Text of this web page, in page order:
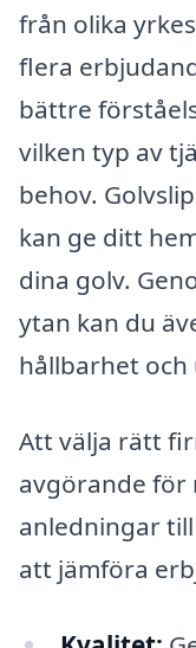
från olika
flera
bättre
vilken typ av
behov.
kan ge ditt
dina golv.
ytan kan du
hållbarhet och
Att välja rätt
avgörande för
anledningar
att jämföra